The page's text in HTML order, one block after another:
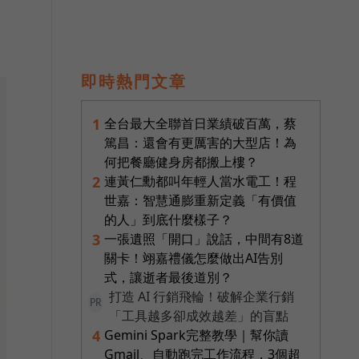
即時熱門文章
1 全台最大全聯首日業績破百萬，蔡
篤昌：還會有更厲害的大型店！為
何把餐廳健身房都搬上樓？
2 連黃仁勳都叫年輕人當水電工！程
世嘉：智慧通膨重新定義「有價值
的人」到底什麼樣子？
3 一張遺照「開口」說話，中間有8道
關卡！翊嘉禮儀怎麼做出AI告別
式，讓逝者最後道別？
PR
打造 AI 行銷飛輪！破解企業行銷
「工具越多卻成效越差」的盲點
4 Gemini Spark完整教學｜幫你讀
Gmail、自動跑完工作流程，3個超